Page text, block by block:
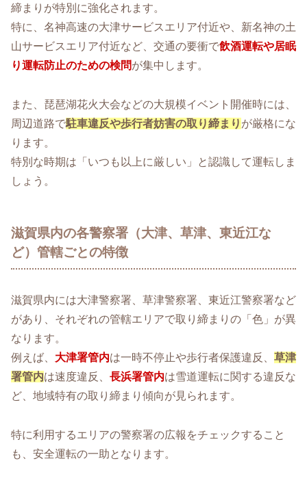
締まりが特別に強化されます。
特に、名神高速の大津サービスエリア付近や、新名神の土
山サービスエリア付近など、交通の要衝で飲酒運転や居眠
り運転防止のための検問が集中します。
また、琵琶湖花火大会などの大規模イベント開催時には、
周辺道路で駐車違反や歩行者妨害の取り締まり が厳格にな
ります。
特別な時期は「いつも以上に厳しい」と認識して運転しま
しょう。
滋賀県内の各警察署（大津、草津、東近江な
ど）管轄ごとの特徴
滋賀県内には大津警察署、草津警察署、東近江警察署など
があり、それぞれの管轄エリアで取り締まりの「色」が異
なります。
例えば、 大津署管内は一時不停止や歩行者保護違反、 草津
署管内は速度違反、 長浜署管内は雪道運転に関する違反な
ど、地域特有の取り締まり傾向が見られます。
特に利用するエリアの警察署の広報をチェックすること
も、安全運転の一助となります。